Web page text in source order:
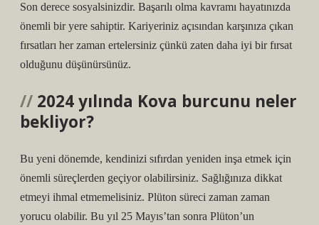
Son derece sosyalsinizdir. Başarılı olma kavramı hayatınızda
önemli bir yere sahiptir. Kariyeriniz açısından karşınıza çıkan
fırsatları her zaman ertelersiniz çünkü zaten daha iyi bir fırsat
olduğunu düşünürsünüz.
2024 yılında Kova burcunu neler
bekliyor?
Bu yeni dönemde, kendinizi sıfırdan yeniden inşa etmek için
önemli süreçlerden geçiyor olabilirsiniz. Sağlığınıza dikkat
etmeyi ihmal etmemelisiniz. Plüton süreci zaman zaman
yorucu olabilir. Bu yıl 25 Mayıs’tan sonra Plüton’un